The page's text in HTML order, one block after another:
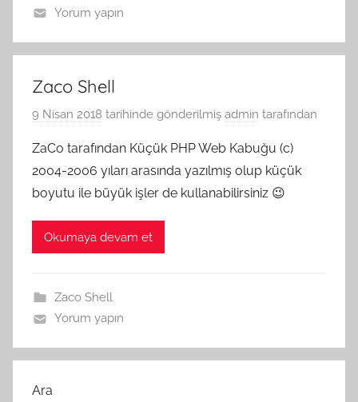
Yorum yapın
Zaco Shell
9 Nisan 2018 tarihinde gönderilmiş admin tarafından
ZaCo tarafından Küçük PHP Web Kabuğu (c)
2004-2006 yıları arasında yazılmış olup küçük
boyutu ile büyük işler de kullanabilirsiniz 😉
Okumaya devam et
Zaco Shell
Yorum yapın
Ara